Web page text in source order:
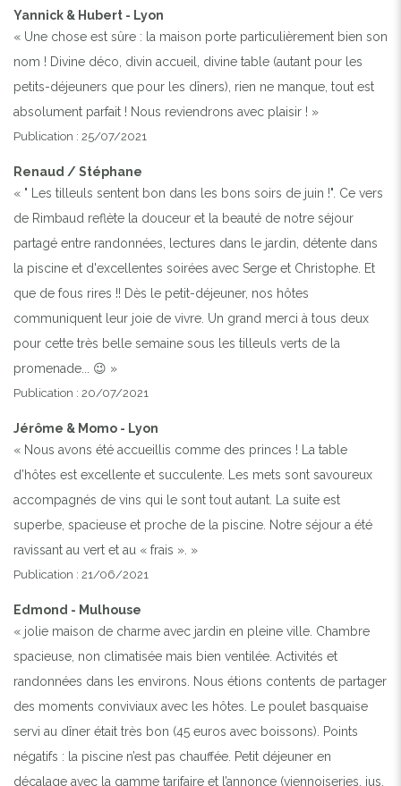
Yannick & Hubert - Lyon
« Une chose est sûre : la maison porte particulièrement bien son
nom ! Divine déco, divin accueil, divine table (autant pour les
petits-déjeuners que pour les dîners), rien ne manque, tout est
absolument parfait ! Nous reviendrons avec plaisir ! »
Publication : 25/07/2021
Renaud / Stéphane
« " Les tilleuls sentent bon dans les bons soirs de juin !". Ce vers
de Rimbaud reflète la douceur et la beauté de notre séjour
partagé entre randonnées, lectures dans le jardin, détente dans
la piscine et d'excellentes soirées avec Serge et Christophe. Et
que de fous rires !! Dès le petit-déjeuner, nos hôtes
communiquent leur joie de vivre. Un grand merci à tous deux
pour cette très belle semaine sous les tilleuls verts de la
promenade... 😉 »
Publication : 20/07/2021
Jérôme & Momo - Lyon
« Nous avons été accueillis comme des princes ! La table
d’hôtes est excellente et succulente. Les mets sont savoureux
accompagnés de vins qui le sont tout autant. La suite est
superbe, spacieuse et proche de la piscine. Notre séjour a été
ravissant au vert et au « frais ». »
Publication : 21/06/2021
Edmond - Mulhouse
« jolie maison de charme avec jardin en pleine ville. Chambre
spacieuse, non climatisée mais bien ventilée. Activités et
randonnées dans les environs. Nous étions contents de partager
des moments conviviaux avec les hôtes. Le poulet basquaise
servi au dîner était très bon (45 euros avec boissons). Points
négatifs : la piscine n’est pas chauffée. Petit déjeuner en
décalage avec la gamme tarifaire et l’annonce (viennoiseries, jus,